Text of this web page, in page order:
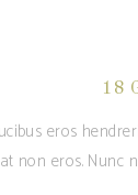
18
eros
non eros. Nunc